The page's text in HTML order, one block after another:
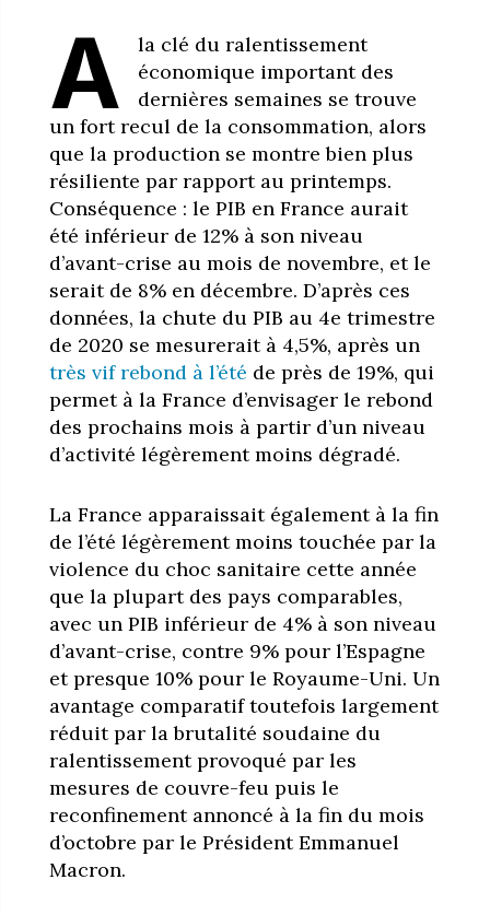
A
la clé du ralentissement
économique important des
dernières semaines se trouve
un fort recul de la consommation, alors
que la production se montre bien plus
résiliente par rapport au printemps.
Conséquence : le PIB en France aurait
été inférieur de 12% à son niveau
d’avant-crise au mois de novembre, et le
serait de 8% en décembre. D’après ces
données, la chute du PIB au 4e trimestre
de 2020 se mesurerait à 4,5%, après un
très vif rebond à l’été de près de 19%, qui
permet à la France d’envisager le rebond
des prochains mois à partir d’un niveau
d’activité légèrement moins dégradé.
La France apparaissait également à la fin
de l’été légèrement moins touchée par la
violence du choc sanitaire cette année
que la plupart des pays comparables,
avec un PIB inférieur de 4% à son niveau
d’avant-crise, contre 9% pour l’Espagne
et presque 10% pour le Royaume-Uni. Un
avantage comparatif toutefois largement
réduit par la brutalité soudaine du
ralentissement provoqué par les
mesures de couvre-feu puis le
reconfinement annoncé à la fin du mois
d’octobre par le Président Emmanuel
Macron.